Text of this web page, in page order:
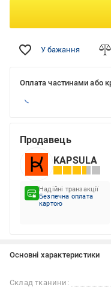
У бажання
Оплата частинами або
Продавець
KAPSULA
Надійні транзакції
Безпечна оплата
картою
Основні характеристики
Склад тканини: